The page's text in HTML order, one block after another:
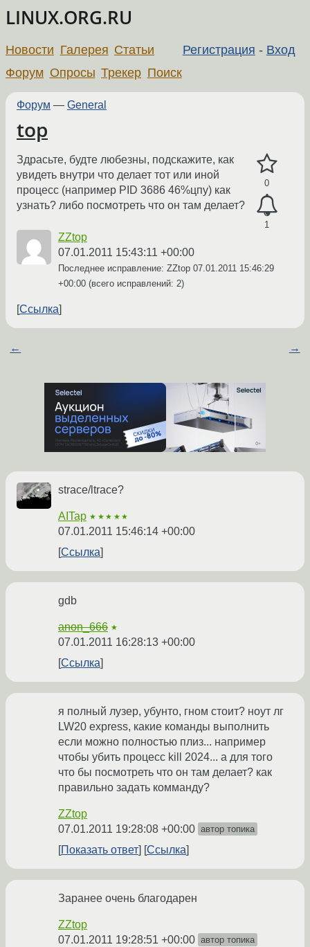
LINUX.ORG.RU
Регистрация - Вход
Новости Галерея Статьи
Форум Опросы Трекер Поиск
Форум — General
top
0
1
Здрасьте, будте любезны, подскажите, как
увидеть внутри что делает тот или иной
процесс (например PID 3686 46%цпу) как
узнать? либо посмотреть что он там делает?
ZZtop
07.01.2011 15:43:11 +00:00
Последнее исправление: ZZtop 07.01.2011 15:46:29
+00:00 (всего исправлений: 2)
Ссылка
← →
strace/ltrace?
AITap ★★★★★
07.01.2011 15:46:14 +00:00
Ссылка
gdb
anon_666 ★
07.01.2011 16:28:13 +00:00
Ссылка
я полный лузер, убунто, гном стоит? ноут лг
LW20 express, какие команды выполнить
если можно полностью плиз... например
чтобы убить процесс kill 2024... а для того
что бы посмотреть что он там делает? как
правильно задать комманду?
ZZtop
07.01.2011 19:28:08 +00:00 автор топика
Показать ответ Ссылка
Заранее очень благодарен
ZZtop
07.01.2011 19:28:51 +00:00 автор топика